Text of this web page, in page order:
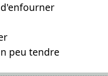
peu tendre